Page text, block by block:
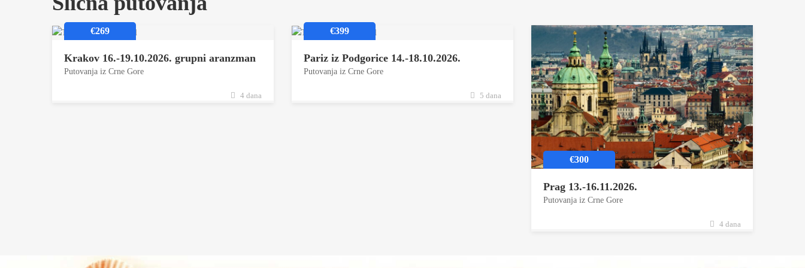
€269
Krakov 16.-19.10.2026. grupni aranzman
Putovanja iz Crne Gore
4 dana
€399
Pariz iz Podgorice 14.-18.10.2026.
Putovanja iz Crne Gore
5 dana
€300
Prag 13.-16.11.2026.
Putovanja iz Crne Gore
4 dana